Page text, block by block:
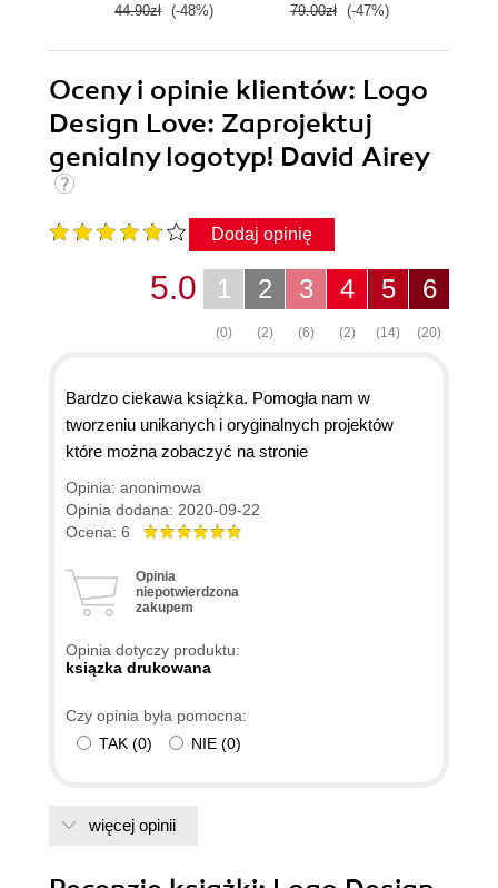
44.90zł (-48%) 79.00zł (-47%)
Oceny i opinie klientów: Logo
Design Love: Zaprojektuj
genialny logotyp! David Airey
Dodaj opinię
6
(20)
5
(14)
4
(2)
3
(6)
2
(2)
1
(0)
5.0
Bardzo ciekawa książka. Pomogła nam w
tworzeniu unikanych i oryginalnych projektów
które można zobaczyć na stronie
Opinia: anonimowa
Opinia dodana: 2020-09-22
Ocena: 6
Opinia
niepotwierdzona
zakupem
Opinia dotyczy produktu:
ksiązka drukowana
Czy opinia była pomocna:
TAK (0) NIE (0)
więcej opinii